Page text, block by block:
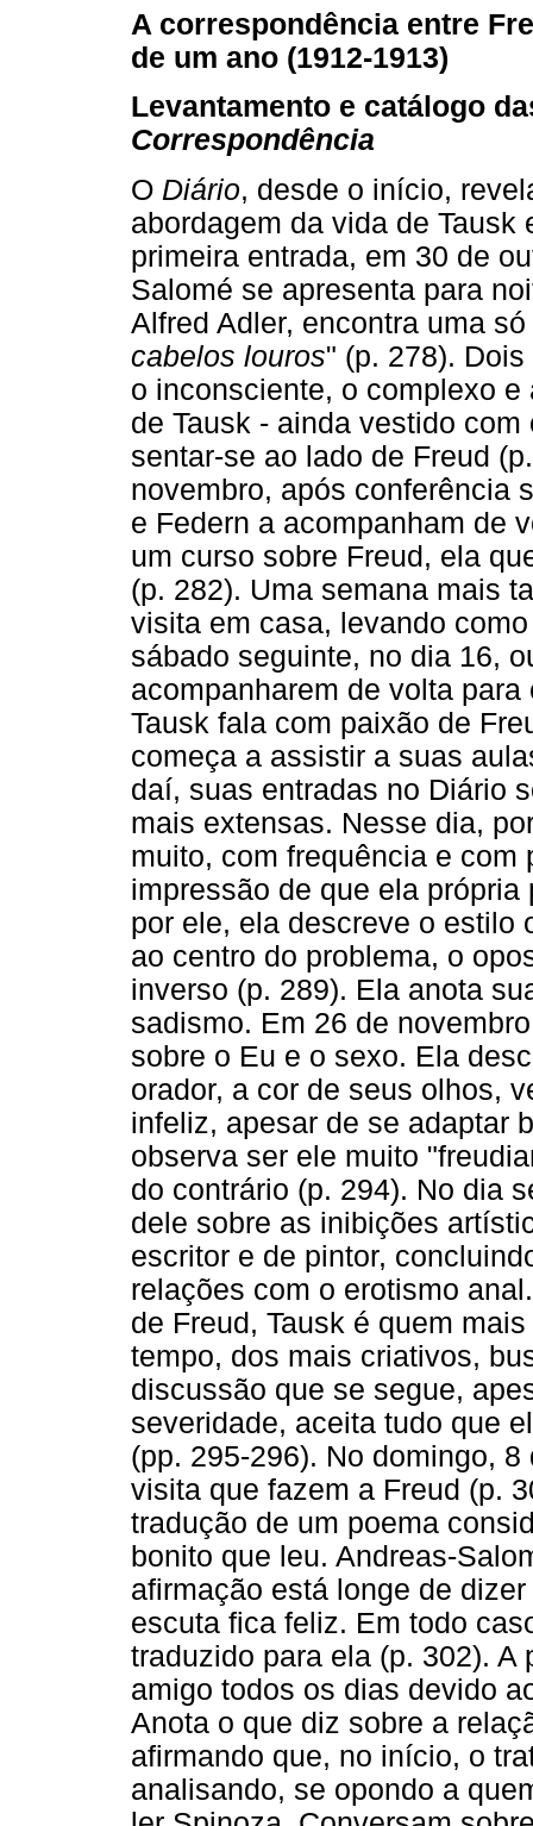
A correspondência entre
de um ano (1912-1913)
Levantamento e catálogo
Correspondência
O Diário, desde o início,
abordagem da vida de
primeira entrada, em 30 de
Salomé se apresenta para
Alfred Adler, encontra uma
cabelos louros" (p. 278).
o inconsciente, o complexo
de Tausk - ainda vestido
sentar-se ao lado de Freud
novembro, após conferência
e Federn a acompanham de
um curso sobre Freud, ela
(p. 282). Uma semana mais
visita em casa, levando
sábado seguinte, no dia 16,
acompanharem de volta
Tausk fala com paixão de
começa a assistir a suas
daí, suas entradas no Diário
mais extensas. Nesse dia,
muito, com frequência e com
impressão de que ela
por ele, ela descreve o estilo
ao centro do problema, o
inverso (p. 289). Ela anota
sadismo. Em 26 de
sobre o Eu e o sexo. Ela
orador, a cor de seus olhos,
infeliz, apesar de se adaptar
observa ser ele muito
do contrário (p. 294). No dia
dele sobre as inibições
escritor e de pintor,
relações com o erotismo
de Freud, Tausk é quem
tempo, dos mais criativos,
discussão que se segue,
severidade, aceita tudo que
(pp. 295-296). No domingo,
visita que fazem a Freud (p.
tradução de um poema
bonito que leu. Andreas-
afirmação está longe de
escuta fica feliz. Em todo
traduzido para ela (p. 302). A
amigo todos os dias devido
Anota o que diz sobre a
afirmando que, no início, o
analisando, se opondo a